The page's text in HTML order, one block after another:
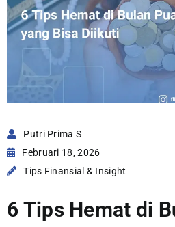
Putri Prima S
Februari 18, 2026
Tips Finansial & Insight
6 Tips Hemat di